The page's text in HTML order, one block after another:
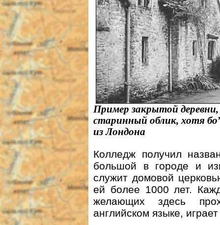
Пример закрытой деревни,
старинный облик, хотя бо
из Лондона
Колледж получил
большой в городе и
служит домовой
ей более 1000 лет.
желающих здесь
английском языке,